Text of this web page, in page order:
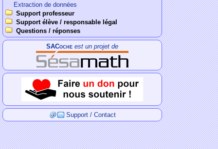
Extraction de données
Support professeur
Support élève / responsable légal
Questions / réponses
SACoche est un projet de
Support / Contact